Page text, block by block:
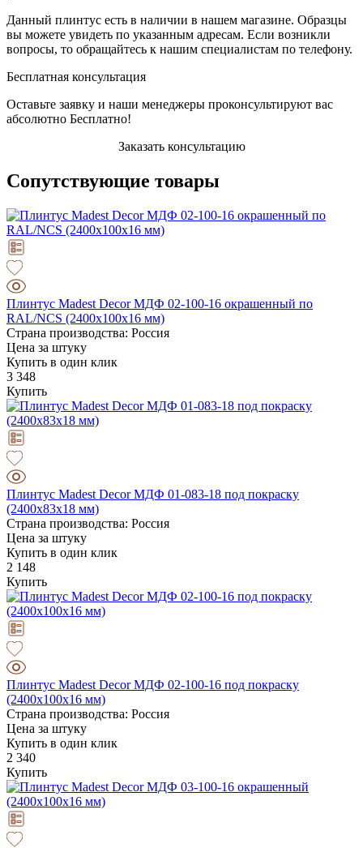
Данный плинтус есть в наличии в нашем магазине. Образцы
вы можете увидеть по указанным адресам. Если возникли
вопросы, то обращайтесь к нашим специалистам по телефону.
Бесплатная консультация
Оставьте заявку и наши менеджеры проконсультируют вас
абсолютно Бесплатно!
Заказать консультацию
Сопутствующие товары
Плинтус Madest Decor МДФ 02-100-16 окрашенный по
RAL/NCS (2400x100x16 мм)
Страна производства: Россия
Цена за штуку
Купить в один клик
3 348
Купить
Плинтус Madest Decor МДФ 01-083-18 под покраску
(2400x83x18 мм)
Страна производства: Россия
Цена за штуку
Купить в один клик
2 148
Купить
Плинтус Madest Decor МДФ 02-100-16 под покраску
(2400x100x16 мм)
Страна производства: Россия
Цена за штуку
Купить в один клик
2 340
Купить